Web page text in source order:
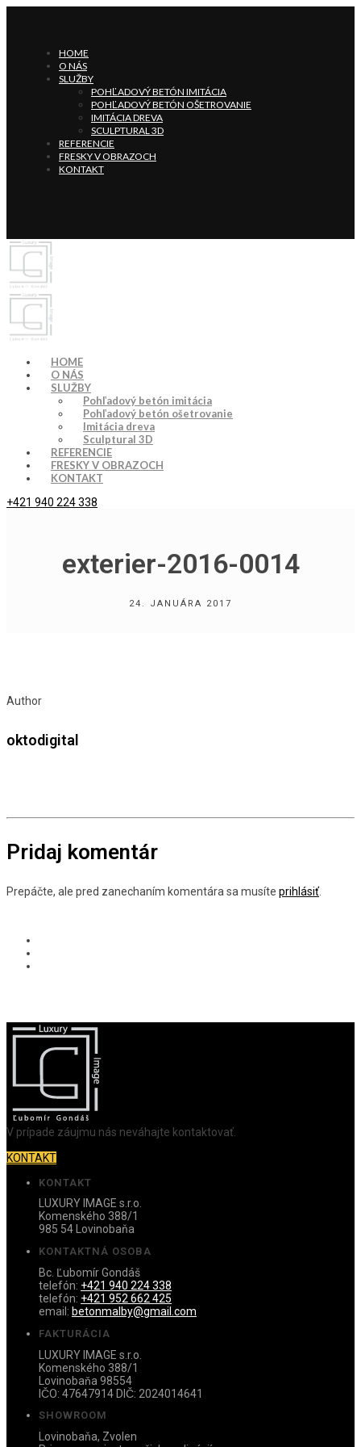
HOME
O NÁS
SLUŽBY
POHĽADOVÝ BETÓN IMITÁCIA
POHĽADOVÝ BETÓN OŠETROVANIE
IMITÁCIA DREVA
SCULPTURAL 3D
REFERENCIE
FRESKY V OBRAZOCH
KONTAKT
HOME
O NÁS
SLUŽBY
Pohľadový betón imitácia
Pohľadový betón ošetrovanie
Imitácia dreva
Sculptural 3D
REFERENCIE
FRESKY V OBRAZOCH
KONTAKT
+421 940 224 338
exterier-2016-0014
24. JANUÁRA 2017
Author
oktodigital
Pridaj komentár
Prepáčte, ale pred zanechaním komentára sa musíte prihlásiť
V prípade záujmu nás neváhajte kontaktovať.
KONTAKT
KONTAKT
LUXURY IMAGE s.r.o.
Komenského 388/1
985 54 Lovinobaňa
KONTAKTNÁ OSOBA
Bc. Ľubomír Gondáš
telefón: +421 940 224 338
telefón: +421 952 662 425
email: betonmalby@gmail.com
FAKTURÁCIA
LUXURY IMAGE s.r.o.
Komenského 388/1
Lovinobaňa 98554
IČO: 47647914 DIČ: 2024014641
SHOWROOM
Lovinobaňa, Zvolen